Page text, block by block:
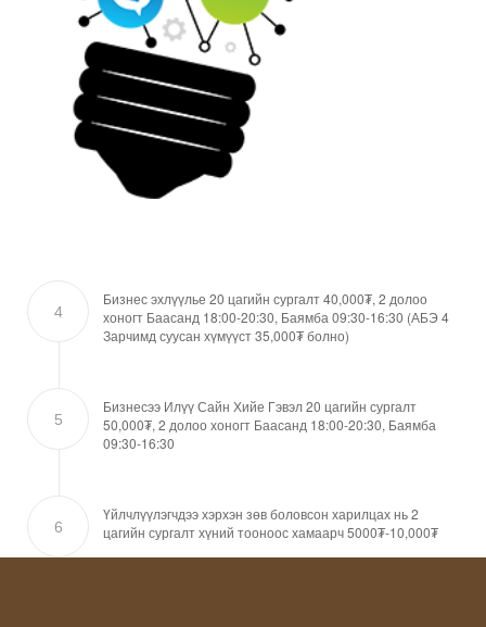
4
Бизнес эхлүүлье 20 цагийн сургалт 40,000₮, 2 долоо
хоногт Баасанд 18:00-20:30, Баямба 09:30-16:30 (АБЭ 4
Зарчимд суусан хүмүүст 35,000₮ болно)
5
Бизнесээ Илүү Сайн Хийе Гэвэл 20 цагийн сургалт
50,000₮, 2 долоо хоногт Баасанд 18:00-20:30, Баямба
09:30-16:30
6
Үйлчлүүлэгчдээ хэрхэн зөв боловсон харилцах нь 2
цагийн сургалт хүний тооноос хамаарч 5000₮-10,000₮